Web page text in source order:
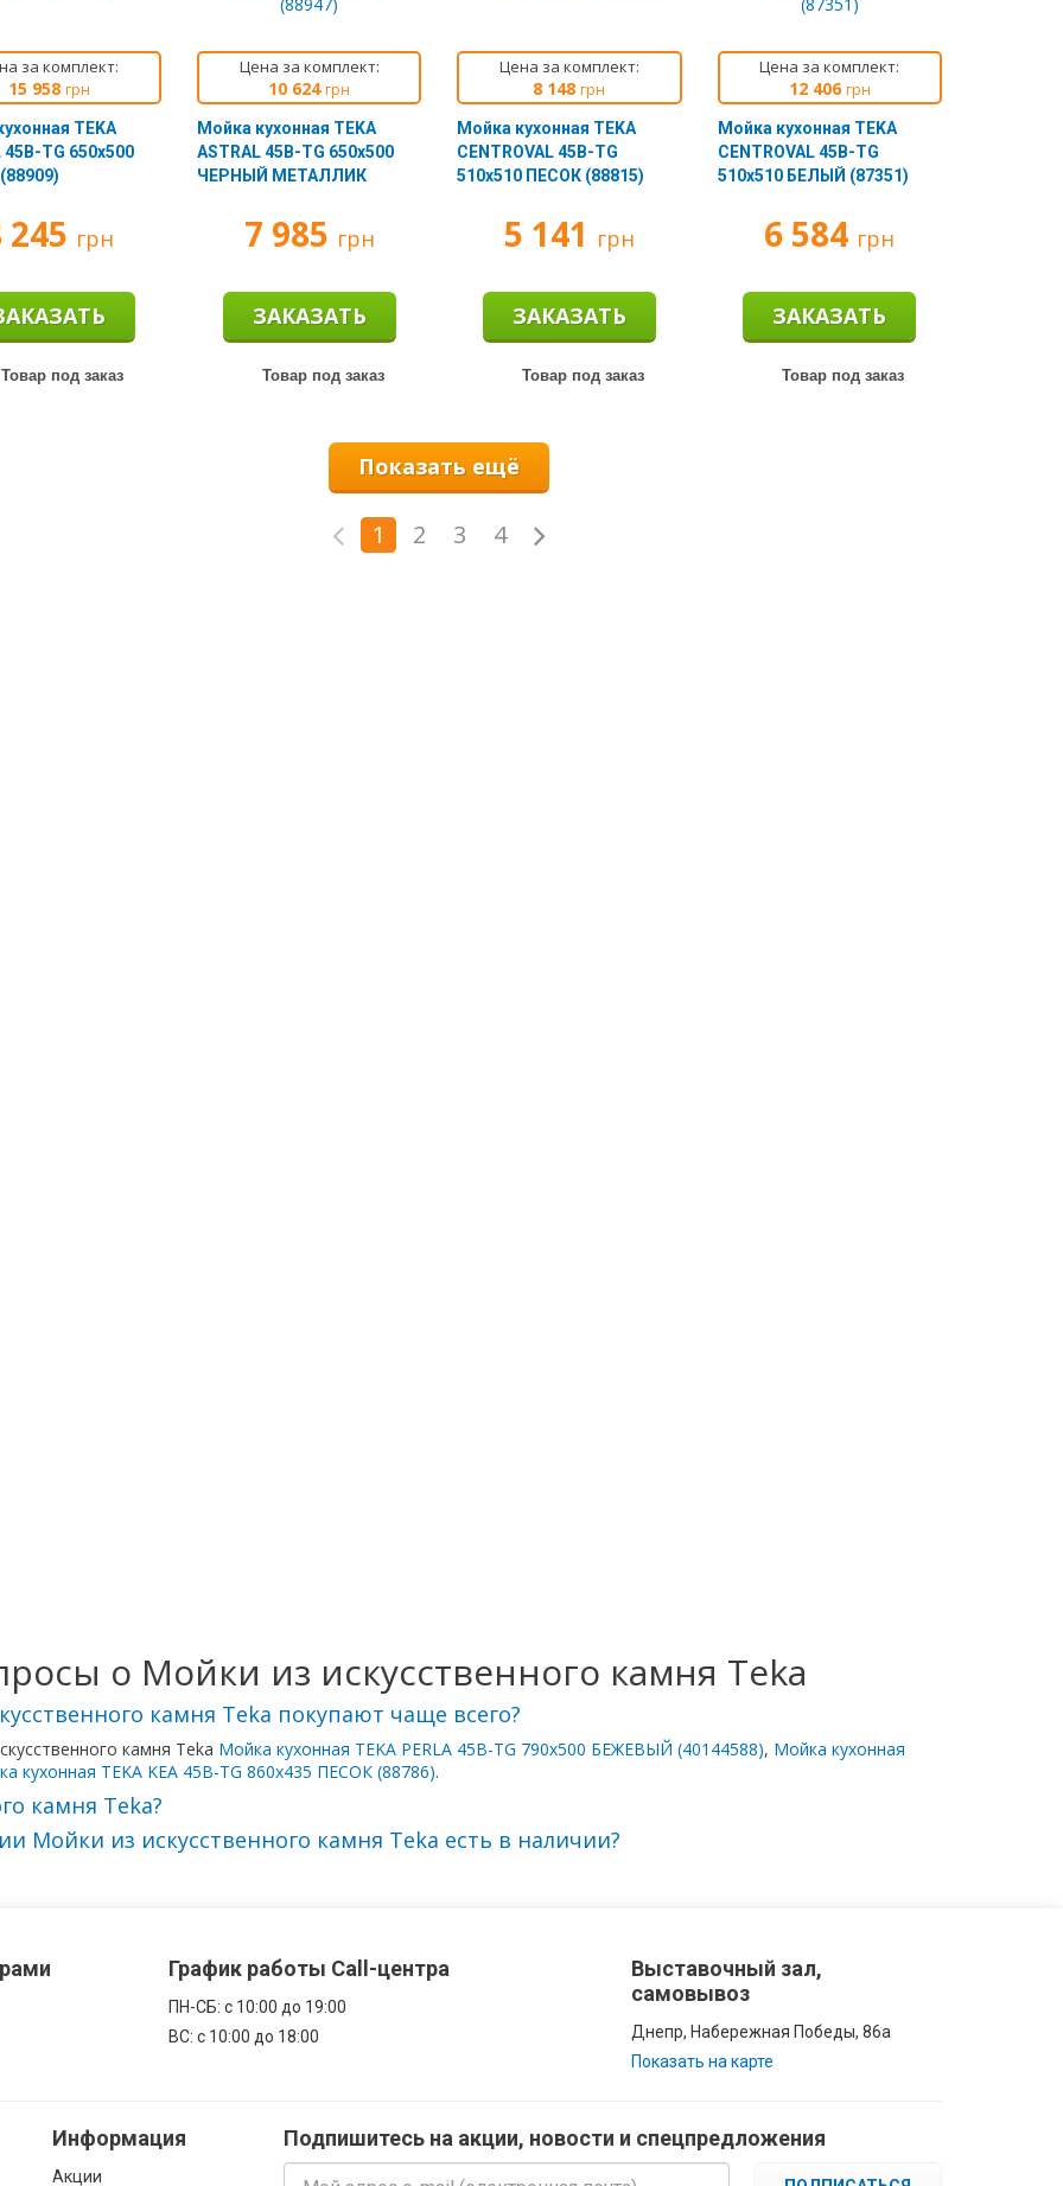
за комплект:
15 958 грн
TEKA
45B-TG 650х500
245 грн
Товар под заказ
Цена за комплект:
10 624 грн
Мойка кухонная TEKA
ASTRAL 45B-TG 650х500
ЧЕРНЫЙ МЕТАЛЛИК
7 985 грн
ЗАКАЗАТЬ
Товар под заказ
Цена за комплект:
8 148 грн
Мойка кухонная TEKA
CENTROVAL 45B-TG
510х510 ПЕСОК (88815)
5 141 грн
ЗАКАЗАТЬ
Товар под заказ
Цена за комплект:
12 406 грн
Мойка кухонная TEKA
CENTROVAL 45B-TG
510х510 БЕЛЫЙ (87351)
6 584 грн
ЗАКАЗАТЬ
Товар под заказ
Показать ещё
1 2 3 4
о Мойки из искусственного камня Teka
камня Teka покупают чаще всего?
камня Teka Мойка кухонная TEKA PERLA 45B-TG 790х500 БЕЖЕВЫЙ (40144588), Мойка кухонная
кухонная TEKA KEA 45B-TG 860х435 ПЕСОК (88786).
камня Teka?
Мойки из искусственного камня Teka есть в наличии?
График работы Call-центра
ПН-CБ: с 10:00 до 19:00
ВС: с 10:00 до 18:00
Выставочный зал,
самовывоз
Днепр, Набережная Победы, 86а
Показать на карте
Информация
Акции
Подпишитесь на акции, новости и спецпредложения